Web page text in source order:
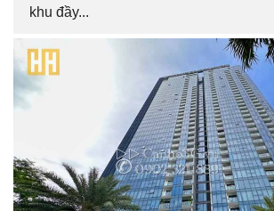
khu đầy...